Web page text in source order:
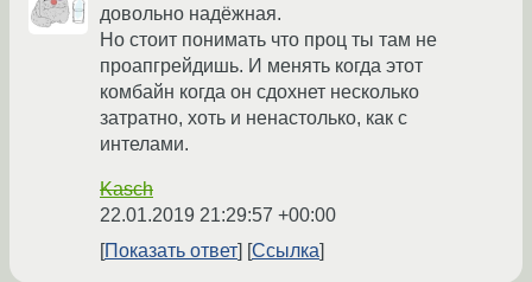
довольно надёжная.
Но стоит понимать что проц ты там не
проапгрейдишь. И менять когда этот
комбайн когда он сдохнет несколько
затратно, хоть и ненастолько, как с
интелами.
Kasch
22.01.2019 21:29:57 +00:00
Показать ответ
Ссылка